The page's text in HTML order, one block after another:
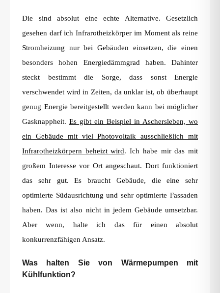
Die sind absolut eine echte Alternative. Gesetzlich
gesehen darf ich Infrarotheizkörper im Moment als reine
Stromheizung nur bei Gebäuden einsetzen, die einen
besonders hohen Energiedämmgrad haben. Dahinter
steckt bestimmt die Sorge, dass sonst Energie
verschwendet wird in Zeiten, da unklar ist, ob überhaupt
genug Energie bereitgestellt werden kann bei möglicher
Gasknappheit. Es gibt ein Beispiel in Aschersleben, wo
ein Gebäude mit viel Photovoltaik ausschließlich mit
Infrarotheizkörpern beheizt wird. Ich habe mir das mit
großem Interesse vor Ort angeschaut. Dort funktioniert
das sehr gut. Es braucht Gebäude, die eine sehr
optimierte Südausrichtung und sehr optimierte Fassaden
haben. Das ist also nicht in jedem Gebäude umsetzbar.
Aber wenn, halte ich das für einen absolut
konkurrenzfähigen Ansatz.
Was halten Sie von Wärmepumpen mit
Kühlfunktion?